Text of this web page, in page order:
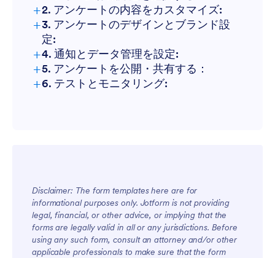
+2. アンケートの内容をカスタマイズ:
+3. アンケートのデザインとブランド設
定:
+4. 通知とデータ管理を設定:
+5. アンケートを公開・共有する：
+6. テストとモニタリング:
Disclaimer: The form templates here are for
informational purposes only. Jotform is not providing
legal, financial, or other advice, or implying that the
forms are legally valid in all or any jurisdictions. Before
using any such form, consult an attorney and/or other
applicable professionals to make sure that the form